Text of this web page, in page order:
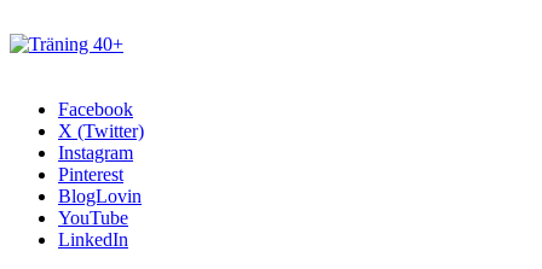
Facebook
X (Twitter)
Instagram
Pinterest
BlogLovin
YouTube
LinkedIn